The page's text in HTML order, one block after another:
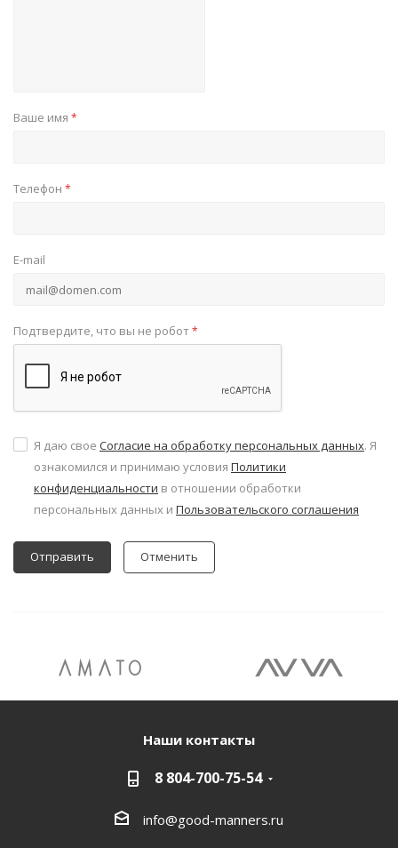
Ваше имя *
Телефон *
E-mail
Подтвердите, что вы не робот*
Я даю свое Согласие на обработку персональных данных. Я
ознакомился и принимаю условия Политики
конфиденциальности в отношении обработки
персональных данных и Пользовательского соглашения
Отменить
Наши контакты
8 804-700-75-54
info@good-manners.ru